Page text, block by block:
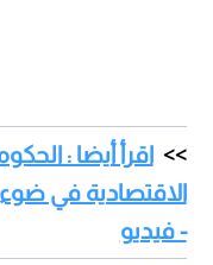
اقرأ أيضا :
الاقتصادية في
- فيديو